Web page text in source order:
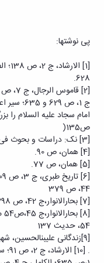
پی ‏نوشت‏ها:
628.
ص135(
[3] نک: دراسات و بحوث فی التاریخ و الاسلام، ج 1، ص 77.
[4] همان، ص 90.
[5] همان، ص 77.
44، ص 379
[7] بحارالانوار،ج 42، ص 298، حدیث 3 و جلد 45، ص 1
54، حدیث 137
[9]زندگانی علی‏بن‏الحسین، شهیدی، ص49.